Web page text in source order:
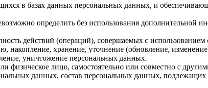
в базах данных персональных данных, и
определить без использования дополнительной
действий (операций), совершаемых с использованием
накопление, хранение, уточнение (обновление,
уничтожение персональных данных.
физическое лицо, самостоятельно или совместно с
данных, состав персональных данных,